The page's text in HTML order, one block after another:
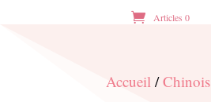
Articles 0
Accueil /Chinois